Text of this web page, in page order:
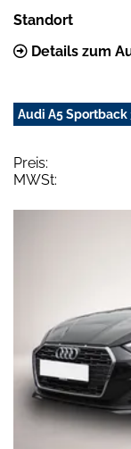
Standort
Details zum
Audi A5 Sportback
Preis:
MWSt: